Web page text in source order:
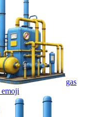
gas
emoji